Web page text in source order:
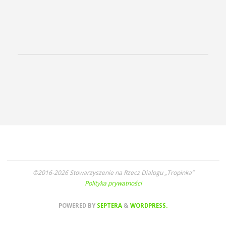
©2016-2026 Stowarzyszenie na Rzecz Dialogu „Tropinka”
Polityka prywatności
POWERED BY SEPTERA & WORDPRESS.